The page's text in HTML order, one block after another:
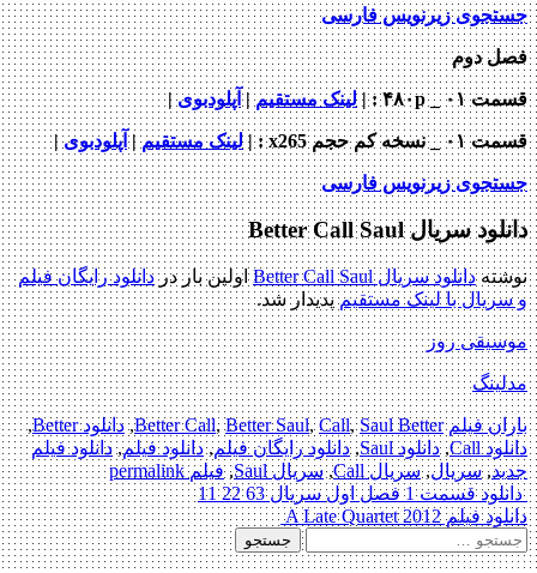
جستجوی زیرنویس فارسی
فصل دوم
قسمت ۰۱ _ ۴۸۰p : | لینک مستقیم| آپلودبوی|
قسمت ۰۱ _ نسخه کم حجم x265 : | لینک مستقیم| آپلودبوی|
جستجوی زیرنویس فارسی
دانلود سریال Better Call Saul
نوشتهدانلود سریال Better Call Saul اولین بار دردانلود رایگان فیلم
و سریال با لینک مستقیمپدیدار شد.
موسیقی روز
مدلینگ
باران فیلم Better Call,Better Saul,Call,Saul Better
,دانلود Better
,
دانلود Call
,دانلود Saul ,دانلود رایگان فیلم,دانلود فیلم,دانلود فیلم
جدید,سریال,سریال Call ,سریال Saul ,فیلمpermalink
Post
navigation
دانلود قسمت 1 فصل اول سریال 63 22 11
دانلود فیلم A Late Quartet 2012
جستجو
برای: